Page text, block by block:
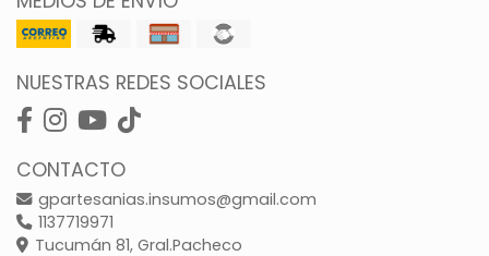
NUESTRAS REDES SOCIALES
CONTACTO
gpartesanias.insumos@gmail.com
1137719971
Tucumán 81, Gral.Pacheco